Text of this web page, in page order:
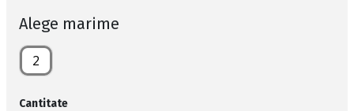
Alege marime
2
Cantitate